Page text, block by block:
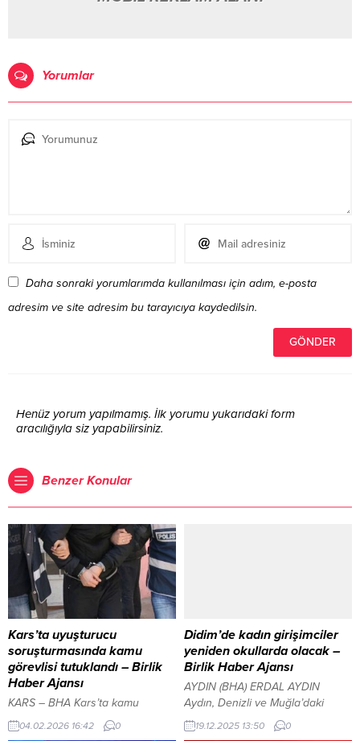
Yorumlar
Daha sonraki yorumlarımda kullanılması için adım, e-posta
adresim ve site adresim bu tarayıcıya kaydedilsin.
Henüz yorum yapılmamış. İlk yorumu yukarıdaki form
aracılığıyla siz yapabilirsiniz.
Benzer Konular
Kars’ta uyuşturucu
soruşturmasında kamu
görevlisi tutuklandı – Birlik
Haber Ajansı
KARS – BHA Kars’ta kamu
personeli operasyonla gözaltına
alındı İçeriği Görüntüle YAZI
04.02.2026 16:42 0
Didim’de kadın girişimciler
yeniden okullarda olacak –
Birlik Haber Ajansı
AYDIN (BHA) ERDAL AYDIN
Aydın, Denizli ve Muğla’daki
vakıflar yol haritasını belirledi
İçeriği Görüntüle YAZI ARASI
19.12.2025 13:50 0